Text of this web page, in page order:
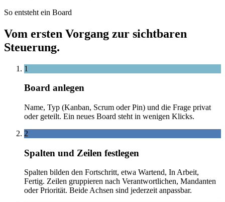
So entsteht ein Board
Vom ersten Vorgang zur sichtbaren
Steuerung.
1
Board anlegen
Name, Typ (Kanban, Scrum oder Pin) und die Frage privat
oder geteilt. Ein neues Board steht in wenigen Klicks.
2
Spalten und Zeilen festlegen
Spalten bilden den Fortschritt, etwa Wartend, In Arbeit,
Fertig. Zeilen gruppieren nach Verantwortlichen, Mandanten
oder Priorität. Beide Achsen sind jederzeit anpassbar.